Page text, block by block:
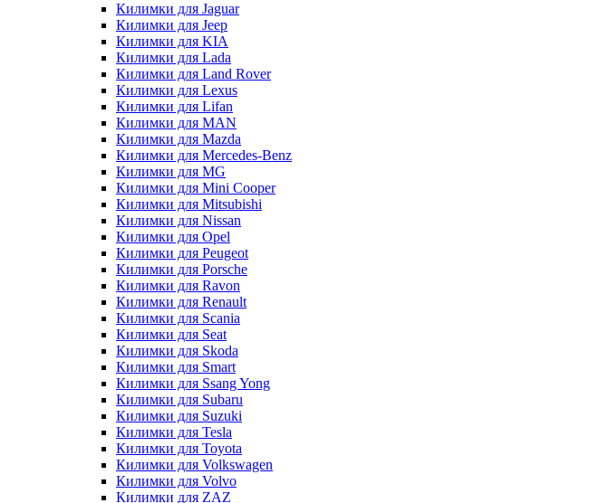
Килимки для Jaguar
Килимки для Jeep
Килимки для KIA
Килимки для Lada
Килимки для Land Rover
Килимки для Lexus
Килимки для Lifan
Килимки для MAN
Килимки для Mazda
Килимки для Mercedes-Benz
Килимки для MG
Килимки для Mini Cooper
Килимки для Mitsubishi
Килимки для Nissan
Килимки для Opel
Килимки для Peugeot
Килимки для Porsche
Килимки для Ravon
Килимки для Renault
Килимки для Scania
Килимки для Seat
Килимки для Skoda
Килимки для Smart
Килимки для Ssang Yong
Килимки для Subaru
Килимки для Suzuki
Килимки для Tesla
Килимки для Toyota
Килимки для Volkswagen
Килимки для Volvo
Килимки для ZAZ